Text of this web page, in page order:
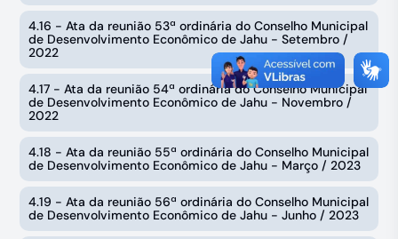
4.16 - Ata da reunião 53ª ordinária do Conselho Municipal
de Desenvolvimento Econômico de Jahu - Setembro /
2022
4.17 - Ata da reunião 54ª ordinária do Conselho Municipal
de Desenvolvimento Econômico de Jahu - Novembro /
2022
4.18 - Ata da reunião 55ª ordinária do Conselho Municipal
de Desenvolvimento Econômico de Jahu - Março / 2023
4.19 - Ata da reunião 56ª ordinária do Conselho Municipal
de Desenvolvimento Econômico de Jahu - Junho / 2023